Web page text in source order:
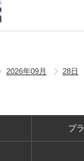
2026年09月 28日
プ